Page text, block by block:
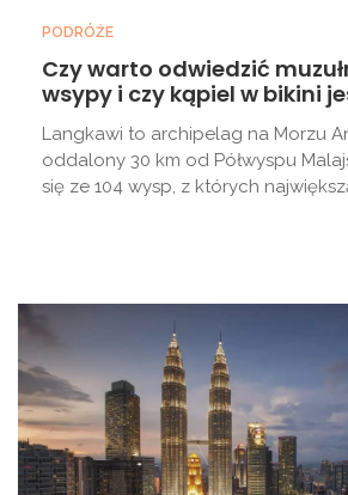
PODRÓŻE
Czy warto odwiedzić
wsypy i czy kąpiel w bikini
Langkawi to archipelag na Morzu
oddalony 30 km od Półwyspu
się ze 104 wysp, z których